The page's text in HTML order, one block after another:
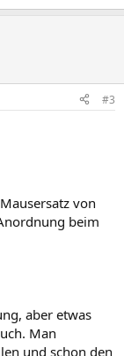
#3
von
beim
aber etwas
Man
und schon den